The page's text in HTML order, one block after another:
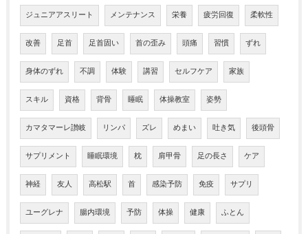
ジュニアアスリート メンテナンス 栄養 疲労回復 柔軟性
改善 足首 足首固い 首の歪み 頭痛 習慣 ずれ
身体のずれ 不調 体験 講習 セルフケア 家族
スキル 資格 背骨 睡眠 体操教室 姿勢
カマタマーレ讃岐 リンパ ズレ めまい 吐き気 後頭骨
サプリメント 睡眠環境 枕 肩甲骨 足の長さ ケア
神経 友人 高松駅 首 感染予防 免疫 サプリ
ユーグレナ 腸内環境 予防 体操 健康 ふとん